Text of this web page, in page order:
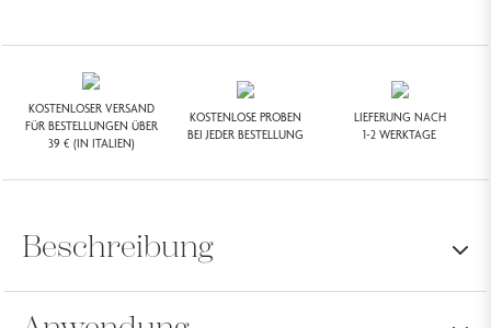
KOSTENLOSER VERSAND
FÜR BESTELLUNGEN ÜBER
39 € (IN ITALIEN)
KOSTENLOSE PROBEN
BEI JEDER BESTELLUNG
LIEFERUNG NACH
1-2 WERKTAGE
Beschreibung